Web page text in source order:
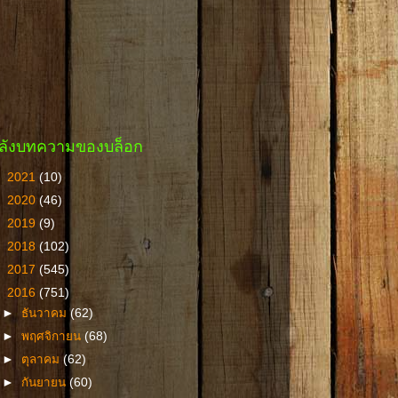
งบทความของบล็อก
2021 (10)
2020 (46)
2019 (9)
2018 (102)
2017 (545)
2016 (751)
► ธันวาคม(62)
►พฤศจิกายน(68)
► ตุลาคม(62)
► กันยายน(60)